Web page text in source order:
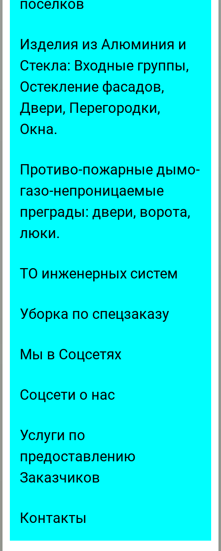
посёлков
Изделия из Алюминия и
Стекла: Входные группы,
Остекление фасадов,
Двери, Перегородки,
Окна.
Противо-пожарные дымо-
газо-непроницаемые
преграды: двери, ворота,
люки.
ТО инженерных систем
Уборка по спецзаказу
Мы в Соцсетях
Соцсети о нас
Услуги по
предоставлению
Заказчиков
Контакты